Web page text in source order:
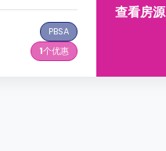
PBSA
1个优惠
查看房源